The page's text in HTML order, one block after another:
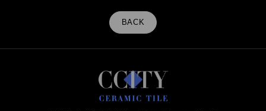
BACK